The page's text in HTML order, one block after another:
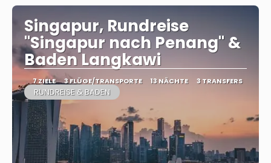
Singapur, Rundreise
"Singapur nach Penang" &
Baden Langkawi
7 ZIELE 3 FLÜGE/TRANSPORTE 13 NÄCHTE 3 TRANSFERS
RUNDREISE & BADEN